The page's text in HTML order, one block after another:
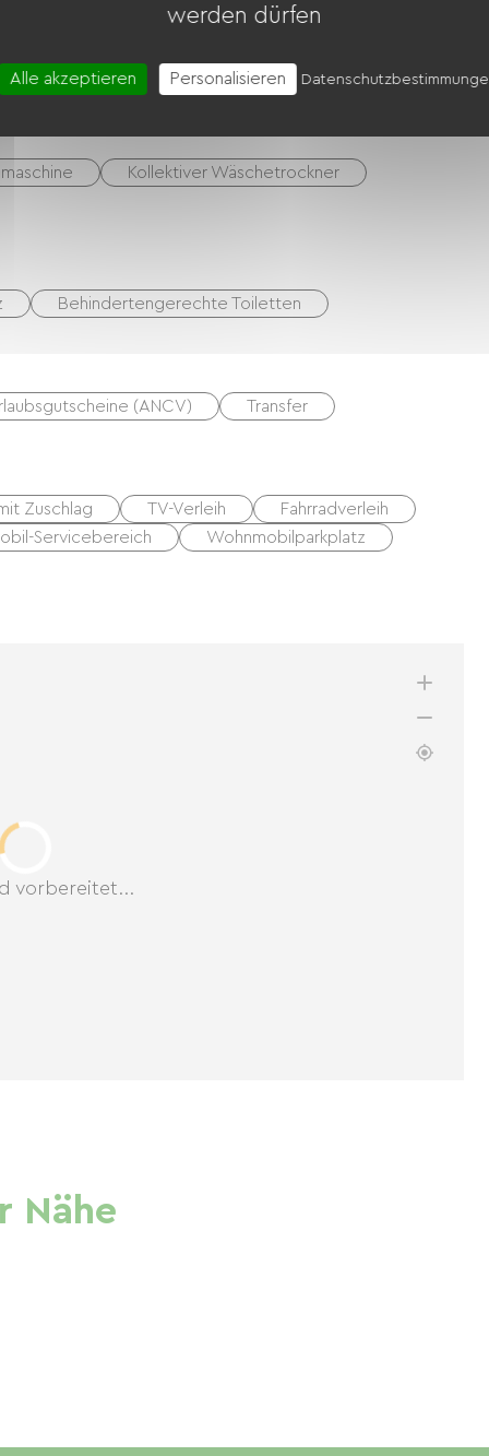
Kollektiver Wäschetrockner
Behindertengerechte Toiletten
(ANCV) Transfer
Zuschlag TV-Verleih
Fahrradverleih
Servicebereich Wohnmobilparkplatz
vorbereitet...
Nähe
werden dürfen
Alle akzeptieren Personalisieren